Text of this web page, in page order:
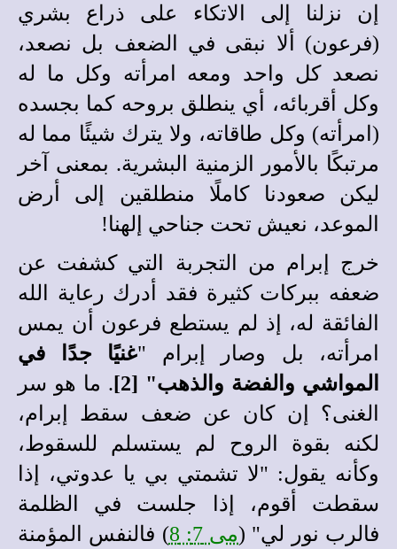
إن نزلنا إلى الاتكاء على ذراع بشري
(فرعون) ألا نبقى في الضعف بل نصعد،
نصعد كل واحد ومعه امرأته وكل ما له
وكل أقربائه، أي ينطلق بروحه كما بجسده
(امرأته) وكل طاقاته، ولا يترك شيئًا مما له
مرتبكًا بالأمور الزمنية البشرية. بمعنى آخر
ليكن صعودنا كاملًا منطلقين إلى أرض
الموعد، نعيش تحت جناحي إلهنا!
خرج إبرام من التجربة التي كشفت عن
ضعفه ببركات كثيرة فقد أدرك رعاية الله
الفائقة له، إذ لم يستطع فرعون أن يمس
امرأته، بل وصار إبرام "غنيًا جدًا في
المواشي والفضة والذهب" [2]
. ما هو سر
الغنى؟ إن كان عن ضعف سقط إبرام،
لكنه بقوة الروح لم يستسلم للسقوط،
وكأنه يقول: "لا تشمتي بي يا عدوتي، إذا
سقطت أقوم، إذا جلست في الظلمة
فالرب نور لي" (مى 7: 8 ) فالنفس المؤمنة